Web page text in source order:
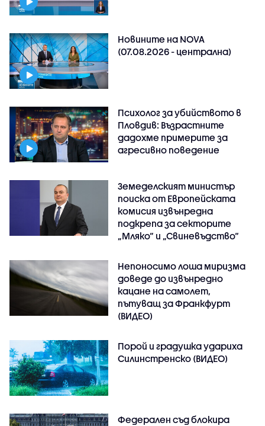
Новините на NOVA
(07.08.2026 - централна)
Психолог за убийството в
Пловдив: Възрастните
дадохме примерите за
агресивно поведение
Земеделският министър
поиска от Европейската
комисия извънредна
подкрепа за секторите
„Мляко“ и „Свиневъдство“
Непоносимо лоша миризма
доведе до извънредно
кацане на самолет,
пътуващ за Франкфурт
(ВИДЕО)
Порой и градушка удариха
Силинстренско (ВИДЕО)
Федерален съд блокира